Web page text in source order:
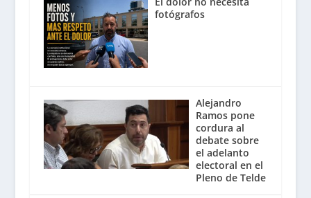
fotógrafos
Alejandro
Ramos pone
cordura al
debate sobre
el adelanto
electoral en el
Pleno de Telde